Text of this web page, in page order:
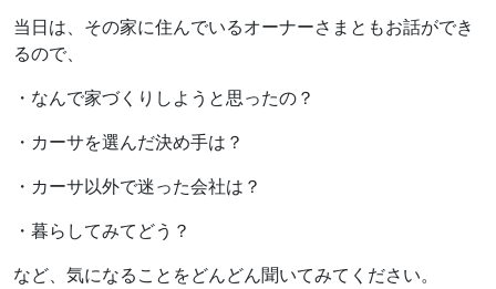
当日は、その家に住んでいるオーナーさまともお話ができ
るので、
・なんで家づくりしようと思ったの？
・カーサを選んだ決め手は？
・カーサ以外で迷った会社は？
・暮らしてみてどう？
など、気になることをどんどん聞いてみてください。